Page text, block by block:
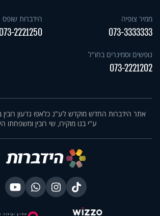
ממיר צופיה
073-3333333
הידברות שופס
073-2221250
נופשים וסמינרים בחו"ל
073-2221202
אתר הידברות החדש מוקדש לע"נ כלאפו גדעון
ע"י בנו מוקירו, שי רובין ומשפחתו